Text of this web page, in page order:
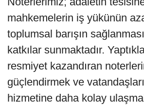
mahkemelerin iş yükünün
toplumsal barışın
katkılar sunmaktadır.
resmiyet kazandıran
güçlendirmek ve
hizmetine daha kolay